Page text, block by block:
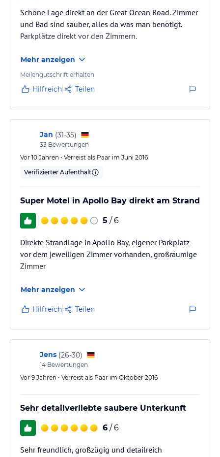
Schöne Lage direkt an der Great Ocean Road. Zimmer
und Bad sind sauber, alles da was man benötigt.
Parkplätze direkt vor den Zimmern.
Mehr anzeigen
Meilengutschrift erhalten
Hilfreich Teilen
Jan (31-35)
33 Bewertungen
Vor 10 Jahren • Verreist als Paar im Juni 2016
Verifizierter Aufenthalt
Super Motel in Apollo Bay direkt am Strand
5 / 6
Direkte Strandlage in Apollo Bay, eigener Parkplatz
vor dem jeweiligen Zimmer vorhanden, großräumige
Zimmer
Mehr anzeigen
Hilfreich Teilen
Jens (26-30)
14 Bewertungen
Vor 9 Jahren • Verreist als Paar im Oktober 2016
Sehr detailverliebte saubere Unterkunft
6 / 6
Sehr freundlich, großzügig und detailreich